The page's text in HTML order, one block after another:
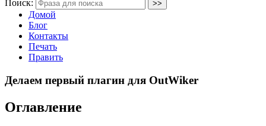
Поиск:
Домой
Блог
Контакты
Печать
Править
Делаем первый плагин для OutWiker
Оглавление